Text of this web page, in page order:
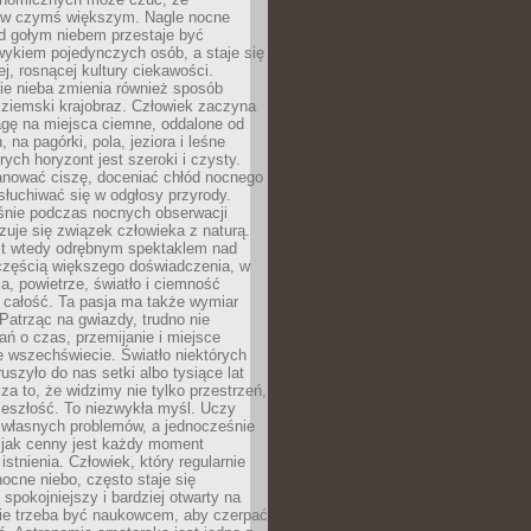
czymś większym. Nagle nocne
gołym niebem przestaje być
pojedynczych osób, a staje się
rosnącej kultury ciekawości.
nieba zmienia również sposób
krajobraz. Człowiek zaczyna
na miejsca ciemne, oddalone od
na pagórki, pola, jeziora i leśne
horyzont jest szeroki i czysty.
ciszę, doceniać chłód nocnego
się w odgłosy przyrody.
podczas nocnych obserwacji
się związek człowieka z naturą.
wtedy odrębnym spektaklem nad
większego doświadczenia, w
powietrze, światło i ciemność
Ta pasja ma także wymiar
na gwiazdy, trudno nie
o czas, przemijanie i miejsce
wszechświecie. Światło niektórych
do nas setki albo tysiące lat
to, że widzimy nie tylko przestrzeń,
To niezwykła myśl. Uczy
problemów, a jednocześnie
cenny jest każdy moment
Człowiek, który regularnie
niebo, często staje się
spokojniejszy i bardziej otwarty na
trzeba być naukowcem, aby czerpać